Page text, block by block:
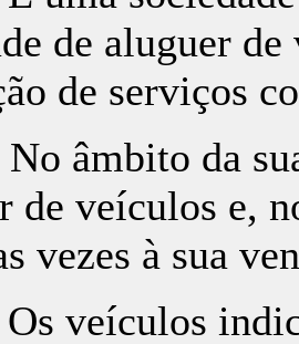
de aluguer
de serviços
âmbito da sua
de veículos e,
vezes à sua
veículos